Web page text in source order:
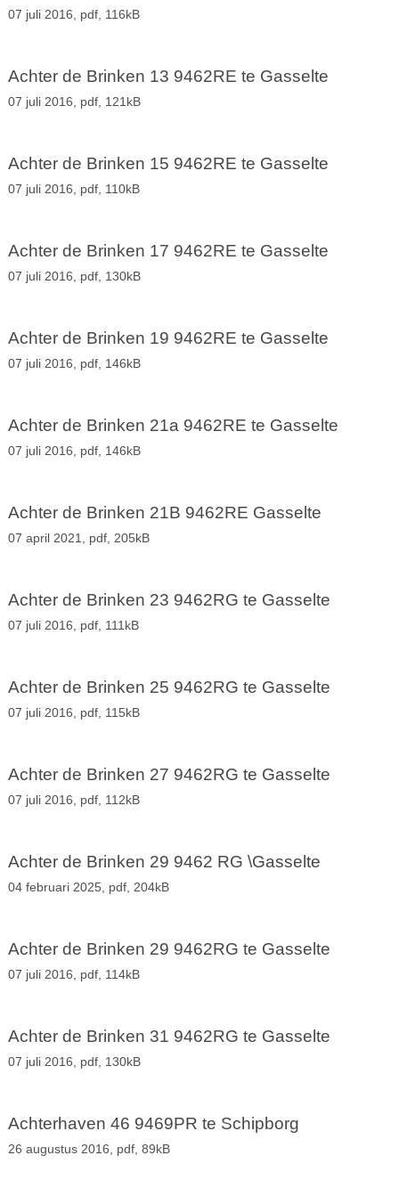
07 juli 2016, pdf, 116kB
Achter de Brinken 13 9462RE te Gasselte
07 juli 2016, pdf, 121kB
Achter de Brinken 15 9462RE te Gasselte
07 juli 2016, pdf, 110kB
Achter de Brinken 17 9462RE te Gasselte
07 juli 2016, pdf, 130kB
Achter de Brinken 19 9462RE te Gasselte
07 juli 2016, pdf, 146kB
Achter de Brinken 21a 9462RE te Gasselte
07 juli 2016, pdf, 146kB
Achter de Brinken 21B 9462RE Gasselte
07 april 2021, pdf, 205kB
Achter de Brinken 23 9462RG te Gasselte
07 juli 2016, pdf, 111kB
Achter de Brinken 25 9462RG te Gasselte
07 juli 2016, pdf, 115kB
Achter de Brinken 27 9462RG te Gasselte
07 juli 2016, pdf, 112kB
Achter de Brinken 29 9462 RG \Gasselte
04 februari 2025, pdf, 204kB
Achter de Brinken 29 9462RG te Gasselte
07 juli 2016, pdf, 114kB
Achter de Brinken 31 9462RG te Gasselte
07 juli 2016, pdf, 130kB
Achterhaven 46 9469PR te Schipborg
26 augustus 2016, pdf, 89kB